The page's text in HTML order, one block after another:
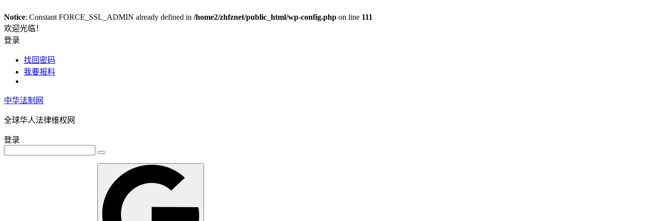
Notice: Constant FORCE_SSL_ADMIN already defined in /home2/zhfznet/public_html/wp-config.php on line 111
欢迎光临！
登录
找回密码
我要报料
中华法制网
全球华人法律维权网
登录